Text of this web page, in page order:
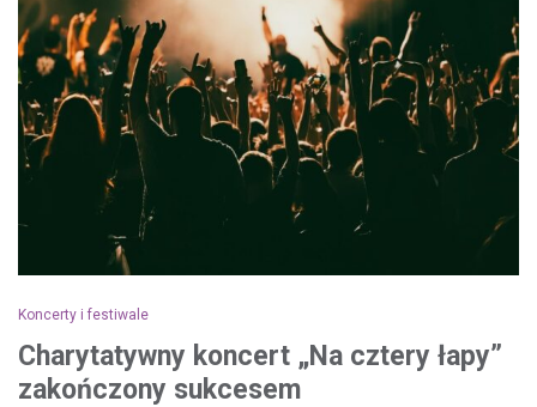
Koncerty i festiwale
Charytatywny koncert „Na cztery łapy”
zakończony sukcesem